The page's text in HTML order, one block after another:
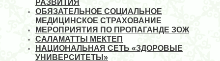
РАЗВИТИЯ
ОБЯЗАТЕЛЬНОЕ СОЦИАЛЬНОЕ
МЕДИЦИНСКОЕ СТРАХОВАНИЕ
МЕРОПРИЯТИЯ ПО ПРОПАГАНДЕ ЗОЖ
САЛАМАТТЫ МЕКТЕП
НАЦИОНАЛЬНАЯ СЕТЬ «ЗДОРОВЫЕ
УНИВЕРСИТЕТЫ»